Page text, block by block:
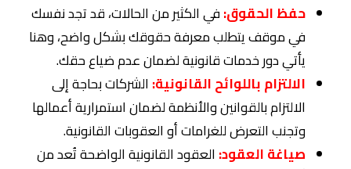
حفظ الحقوق:في الكثير من الحالات، قد تجد نفسك
في موقف يتطلب معرفة حقوقك بشكل واضح، وهنا
يأتي دور خدمات قانونية لضمان عدم ضياع حقك.
الالتزام باللوائح القانونية: الشركات بحاجة إلى
الالتزام بالقوانين والأنظمة لضمان استمرارية أعمالها
وتجنب التعرض للغرامات أو العقوبات القانونية.
صياغة العقود: العقود القانونية الواضحة تُعد من